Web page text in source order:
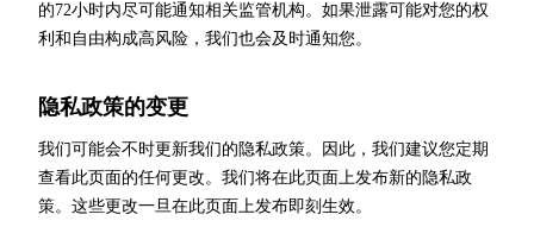
的72小时内尽可能通知相关监管机构。如果泄露可能对您的权
利和自由构成高风险，我们也会及时通知您。
隐私政策的变更
我们可能会不时更新我们的隐私政策。因此，我们建议您定期
查看此页面的任何更改。我们将在此页面上发布新的隐私政
策。这些更改一旦在此页面上发布即刻生效。